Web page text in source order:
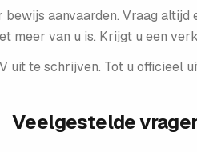
bewijs aanvaarden. Vraag
meer van u is. Krijgt u een
uit te schrijven. Tot u officieel
Veelgestelde